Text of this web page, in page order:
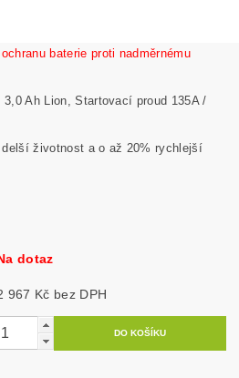
baterie proti nadměrnému
Ah Lion, Startovací proud 135A /
životnost a o až 20% rychlejší
dotaz
2 967 Kč bez DPH